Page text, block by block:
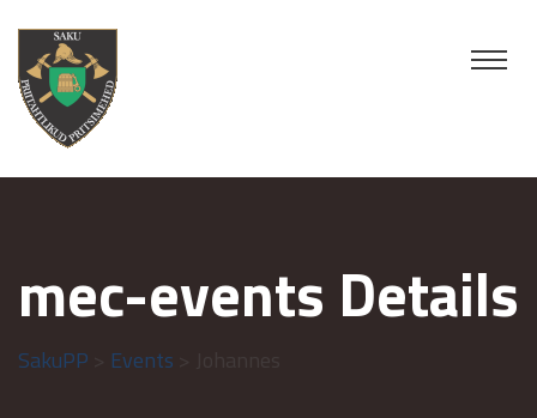
mec-events Details
SakuPP Events